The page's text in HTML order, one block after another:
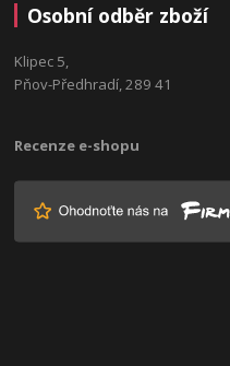
Osobní odběr zboží
Klipec 5,
Pňov-Předhradí, 289 41
Recenze e-shopu